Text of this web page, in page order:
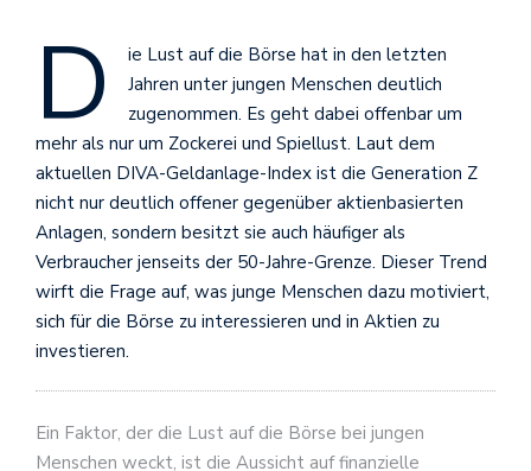
D
ie Lust auf die Börse hat in den letzten
Jahren unter jungen Menschen deutlich
zugenommen. Es geht dabei offenbar um
mehr als nur um Zockerei und Spiellust. Laut dem
aktuellen DIVA-Geldanlage-Index ist die Generation Z
nicht nur deutlich offener gegenüber aktienbasierten
Anlagen, sondern besitzt sie auch häufiger als
Verbraucher jenseits der 50-Jahre-Grenze. Dieser Trend
wirft die Frage auf, was junge Menschen dazu motiviert,
sich für die Börse zu interessieren und in Aktien zu
investieren.
Ein Faktor, der die Lust auf die Börse bei jungen
Menschen weckt, ist die Aussicht auf finanzielle